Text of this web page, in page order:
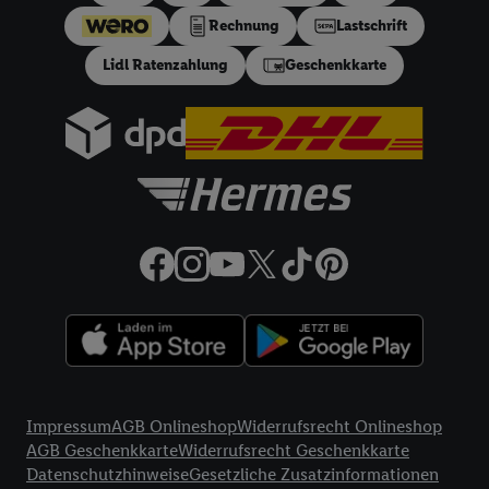
ein effektiver Jahreszins von 10.99% p.a, entspricht einem
festen Sollzinssatz von 10,48% p.a. Repräsentatives Beispiel
gem. §17 (4) PAngV: Nettodarlehensbetrag 200 €,
Gesamtbetrag 212.10 €, 12 monatliche Raten à 17.68 €, eff.
Digital Deutschland GmbH & Co. KG, Bonfelder Straße 2,
74206 Bad Wimpfen.
Lidl Plus Versandkostenfrei-Coupon:
Versandkostenfrei-Coupon gilt nur für Lidl Plus Nutzer bei
den in der Lidl Plus App vorgegebenen
Mindestbestellwert auf die im Warenkorb befindlichen Artikel
Mindestbestellwert angegeben ist, beträgt der
Mindestbestellwert 79 €. Sollte der jeweils geltende
Mindestbestellwert nachträglich in Folge einer Teilretoure
Rechnung zu stellen. Coupon wird nach Aktivierung
automatisch im Bestellprozess, sofern mit Lidl Plus Konto im
Rechnung Lastschrift
Lidl Ratenzahlung Geschenkkarte
ImpressumAGB OnlineshopWiderrufsrecht Onlineshop
AGB GeschenkkarteWiderrufsrecht Geschenkkarte
DatenschutzhinweiseGesetzliche Zusatzinformationen